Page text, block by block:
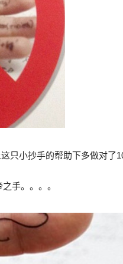
只小抄手的帮助下多做对
手。。。。